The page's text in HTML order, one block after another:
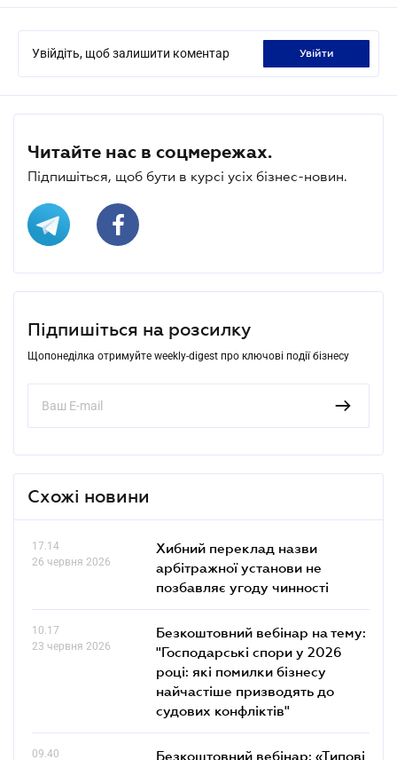
Увійдіть, щоб залишити коментар увійти
Читайте нас в соцмережах.
Підпишіться, щоб бути в курсі усіх бізнес-новин.
Підпишіться на розсилку
Щопонеділка отримуйте weekly-digest про ключові події бізнесу
Схожі новини
17.14
26 червня 2026
Хибний переклад назви
арбітражної установи не
позбавляє угоду чинності
10.17
23 червня 2026
Безкоштовний вебінар на тему:
"Господарські спори у 2026
році: які помилки бізнесу
найчастіше призводять до
судових конфліктів"
09.40
Безкоштовний вебінар: «Типові